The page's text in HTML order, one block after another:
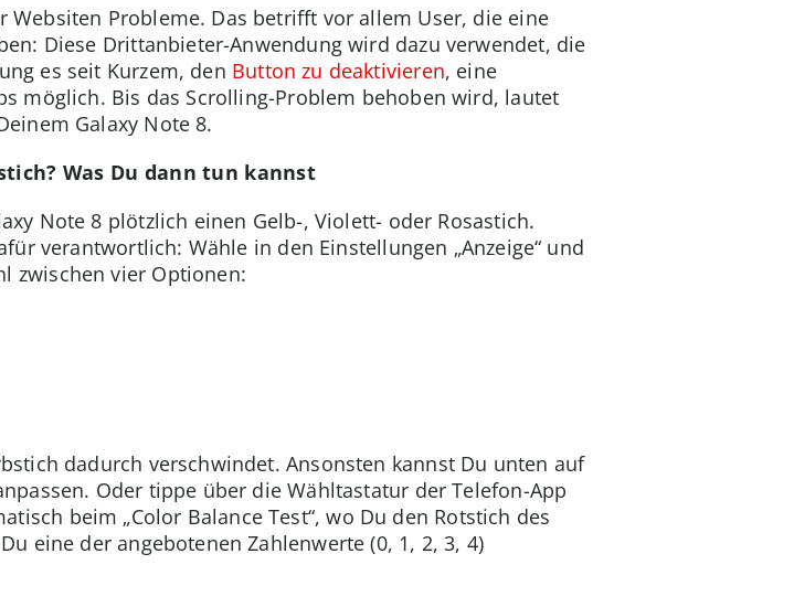
Probleme. Das betrifft vor allem User, die eine
Diese Drittanbieter-Anwendung wird dazu verwendet, die
es seit Kurzem, den Button zu deaktivieren, eine
möglich. Bis das Scrolling-Problem behoben wird, lautet
Galaxy Note 8.
Was Du dann tun kannst
Note 8 plötzlich einen Gelb-, Violett- oder Rosastich.
verantwortlich: Wähle in den Einstellungen „Anzeige“ und
zwischen vier Optionen:
dadurch verschwindet. Ansonsten kannst Du unten auf
Oder tippe über die Wähltastatur der Telefon-App
beim „Color Balance Test“, wo Du den Rotstich des
eine der angebotenen Zahlenwerte (0, 1, 2, 3, 4)